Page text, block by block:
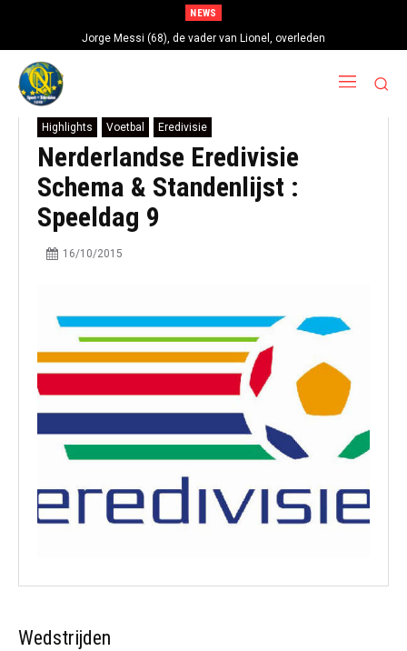
NEWS
Jorge Messi (68), de vader van Lionel, overleden
Highlights Voetbal Eredivisie
Nerderlandse Eredivisie
Schema & Standenlijst :
Speeldag 9
16/10/2015
Wedstrijden